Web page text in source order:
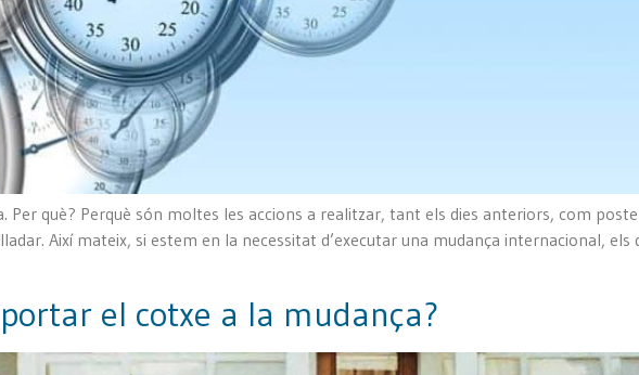
Per què? Perquè són moltes les accions a realitzar, tant els dies anteriors, com
Així mateix, si estem en la necessitat d’executar una mudança internacional, els
el cotxe a la mudança?